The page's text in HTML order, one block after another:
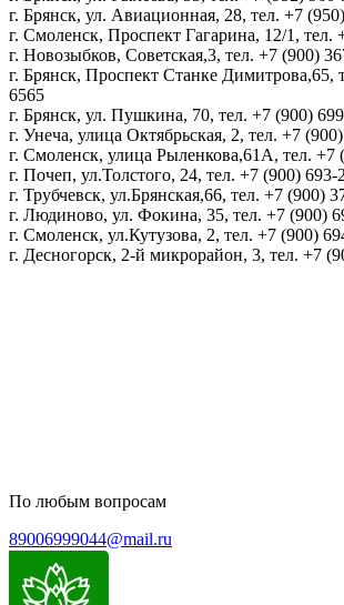
г. Брянск, ул. Авиационная, 28, тел. +7
г. Смоленск, Проспект Гагарина, 12/1, тел.
г. Новозыбков, Советская,3, тел. +7 (900)
г. Брянск, Проспект Станке Димитрова,65,
6565
г. Брянск, ул. Пушкина, 70, тел. +7 (900)
г. Унеча, улица Октябрьская, 2, тел. +7
г. Смоленск, улица Рыленкова,61А, тел. +7
г. Почеп, ул.Толстого, 24, тел. +7 (900) 693-
г. Трубчевск, ул.Брянская,66, тел. +7 (900)
г. Людиново, ул. Фокина, 35, тел. +7 (900)
г. Смоленск, ул.Кутузова, 2, тел. +7 (900)
г. Десногорск, 2-й микрорайон, 3, тел. +7
По любым вопросам
89006999044@mail.ru